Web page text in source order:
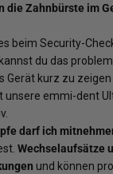
die Zahnbürste im
beim Security-
du das
Gerät kurz zu
unsere emmi-dent
darf ich
Wechselaufsätze
und können